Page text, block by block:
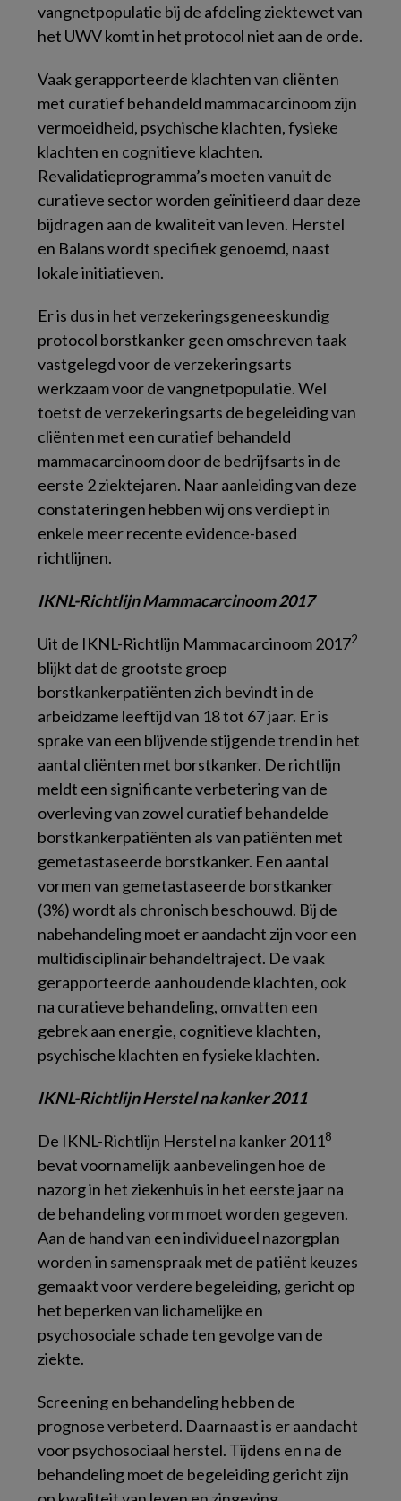
vangnetpopulatie bij de afdeling ziektewet van
het UWV komt in het protocol niet aan de orde.
Vaak gerapporteerde klachten van cliënten
met curatief behandeld mammacarcinoom zijn
vermoeidheid, psychische klachten, fysieke
klachten en cognitieve klachten.
Revalidatieprogramma’s moeten vanuit de
curatieve sector worden geïnitieerd daar deze
bijdragen aan de kwaliteit van leven. Herstel
en Balans wordt specifiek genoemd, naast
lokale initiatieven.
Er is dus in het verzekeringsgeneeskundig
protocol borstkanker geen omschreven taak
vastgelegd voor de verzekeringsarts
werkzaam voor de vangnetpopulatie. Wel
toetst de verzekeringsarts de begeleiding van
cliënten met een curatief behandeld
mammacarcinoom door de bedrijfsarts in de
eerste 2 ziektejaren. Naar aanleiding van deze
constateringen hebben wij ons verdiept in
enkele meer recente evidence-based
richtlijnen.
IKNL-Richtlijn Mammacarcinoom 2017
Uit de IKNL-Richtlijn Mammacarcinoom20172
blijkt dat de grootste groep
borstkankerpatiënten zich bevindt in de
arbeidzame leeftijd van 18 tot 67 jaar. Er is
sprake van een blijvende stijgende trend in het
aantal cliënten met borstkanker. De richtlijn
meldt een significante verbetering van de
overleving van zowel curatief behandelde
borstkankerpatiënten als van patiënten met
gemetastaseerde borstkanker. Een aantal
vormen van gemetastaseerde borstkanker
(3%) wordt als chronisch beschouwd. Bij de
nabehandeling moet er aandacht zijn voor een
multidisciplinair behandeltraject. De vaak
gerapporteerde aanhoudende klachten, ook
na curatieve behandeling, omvatten een
gebrek aan energie, cognitieve klachten,
psychische klachten en fysieke klachten.
IKNL-Richtlijn Herstel na kanker 2011
De IKNL-Richtlijn Herstel na kanker20118
bevat voornamelijk aanbevelingen hoe de
nazorg in het ziekenhuis in het eerste jaar na
de behandeling vorm moet worden gegeven.
Aan de hand van een individueel nazorgplan
worden in samenspraak met de patiënt keuzes
gemaakt voor verdere begeleiding, gericht op
het beperken van lichamelijke en
psychosociale schade ten gevolge van de
ziekte.
Screening en behandeling hebben de
prognose verbeterd. Daarnaast is er aandacht
voor psychosociaal herstel. Tijdens en na de
behandeling moet de begeleiding gericht zijn